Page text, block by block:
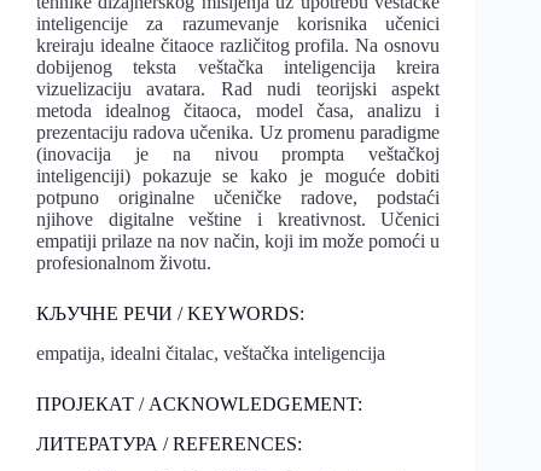
inteligencije za razumevanje korisnika učenici
kreiraju idealne čitaoce različitog profila. Na osnovu
dobijenog teksta veštačka inteligencija kreira
vizuelizaciju avatara. Rad nudi teorijski aspekt
metoda idealnog čitaoca, model časa, analizu i
prezentaciju radova učenika. Uz promenu paradigme
(inovacija je na nivou prompta veštačkoj
inteligenciji) pokazuje se kako je moguće dobiti
potpuno originalne učeničke radove, podstaći
njihove digitalne veštine i kreativnost. Učenici
empatiji prilaze na nov način, koji im može pomoći u
profesionalnom životu.
КЉУЧНЕ РЕЧИ / KEYWORDS:
empatija, idealni čitalac, veštačka inteligencija
ПРОЈЕКАТ / ACKNOWLEDGEMENT:
ЛИТЕРАТУРА / REFERENCES: